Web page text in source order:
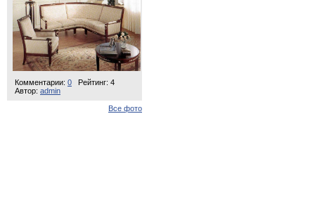
Комментарии: 0
Рейтинг: 4
Автор: admin
Все фото